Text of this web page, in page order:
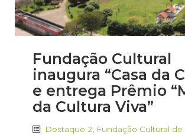
Fundação Cultural
inaugura “Casa da
e entrega Prêmio
da Cultura Viva”
Destaque 2 Fundação Cultural de